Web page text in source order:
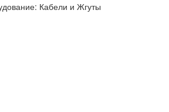
Кабели и Жгуты